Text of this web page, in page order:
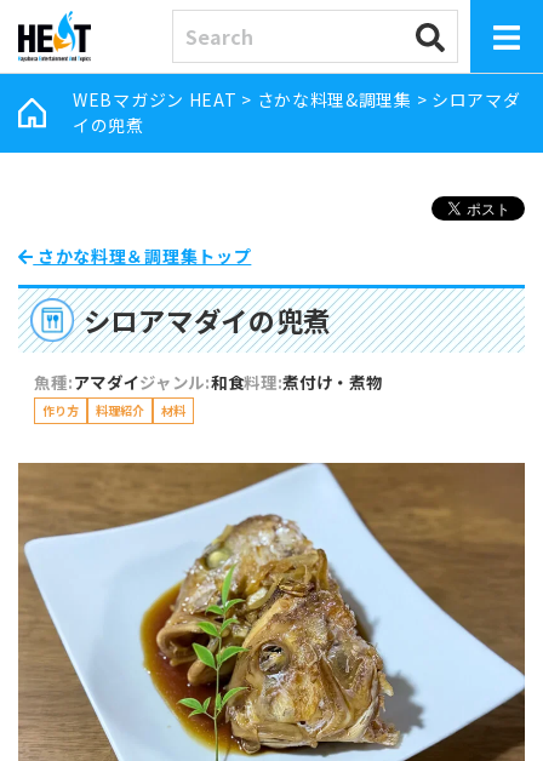
WEBマガジン HEAT > さかな料理&調理集 > シロアマダ
イの兜煮
さかな料理＆調理集トップ
シロアマダイの兜煮
魚種:アマダイジャンル:和食料理:煮付け・煮物
作り方 料理紹介 材料